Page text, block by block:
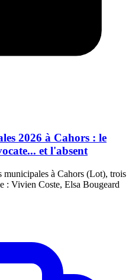
2026 à Cahors : le
et l'absent
municipales à Cahors (Lot), trois
: Vivien Coste, Elsa Bougeard